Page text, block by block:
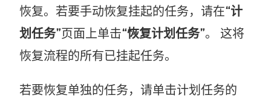
恢复。若要手动恢复挂起的任务，请在“计
划任务”页面上单击“恢复计划任务”。 这将
恢复流程的所有已挂起任务。
若要恢复单独的任务，请单击计划任务的